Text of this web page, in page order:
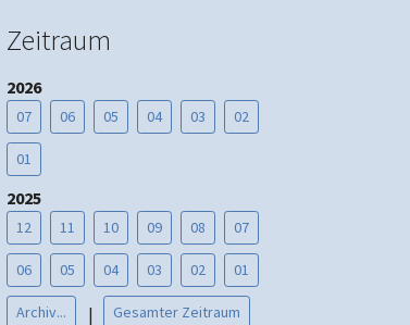
Zeitraum
2026
07 06 05 04 03 02
01
2025
12 11 10 09 08 07
06 05 04 03 02 01
Archiv... | Gesamter Zeitraum